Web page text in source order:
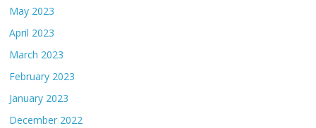
May 2023
April 2023
March 2023
February 2023
January 2023
December 2022